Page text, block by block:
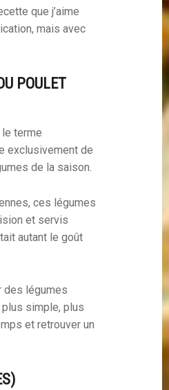
que j’aime
mais avec
POULET
terme
exclusivement de
de la saison.
ces légumes
et servis
autant le goût
des légumes
simple, plus
et retrouver un